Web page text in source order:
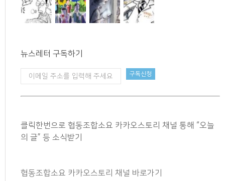
뉴스레터 구독하기
클릭한번으로 협동조합소요 카카오스토리 채널 통해 “오늘
의 글” 등 소식받기
협동조합소요 카카오스토리 채널 바로가기